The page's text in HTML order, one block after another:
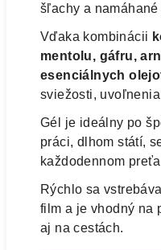
šľachy a namáhané
Vďaka kombinácii
mentolu, gáfru,
esenciálnych
sviežosti,
Gél je ideálny po
práci, dlhom státí,
každodennom
Rýchlo sa
film a je vhodný na
aj na cestách.